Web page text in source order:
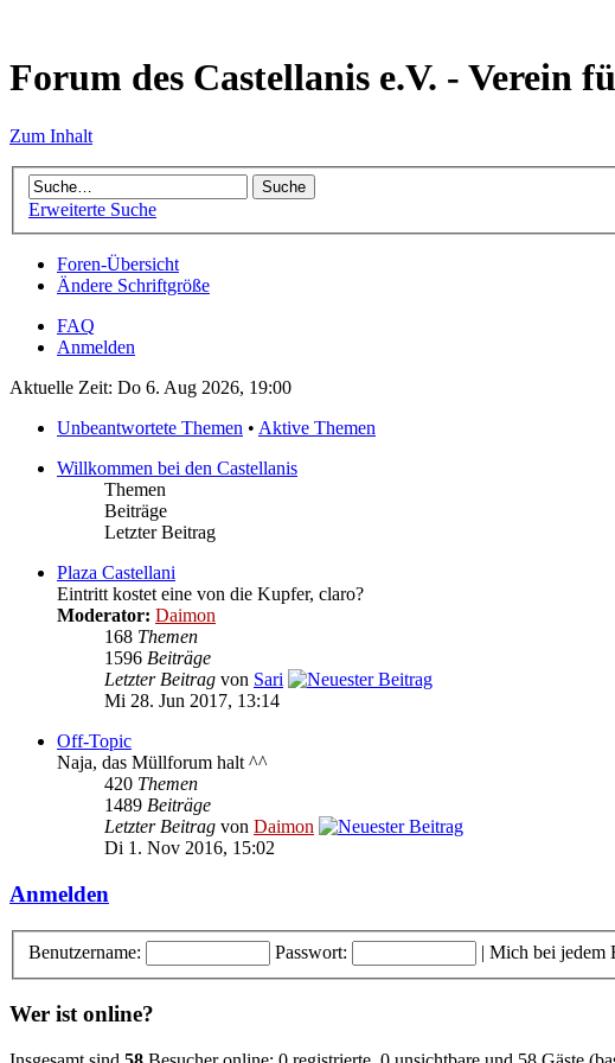
Forum des Castellanis e.V. - Verein
Zum Inhalt
Erweiterte Suche
Foren-Übersicht
Ändere Schriftgröße
FAQ
Anmelden
Aktuelle Zeit: Do 6. Aug 2026, 19:00
Unbeantwortete Themen • Aktive Themen
Willkommen bei den Castellanis
Themen
Beiträge
Letzter Beitrag
Plaza Castellani
Eintritt kostet eine von die Kupfer, claro?
Moderator: Daimon
168 Themen
1596 Beiträge
Letzter Beitrag von Sari
Mi 28. Jun 2017, 13:14
Off-Topic
Naja, das Müllforum halt ^^
420 Themen
1489 Beiträge
Letzter Beitrag von Daimon
Di 1. Nov 2016, 15:02
Anmelden
Benutzername: Passwort: | Mich bei jedem
Wer ist online?